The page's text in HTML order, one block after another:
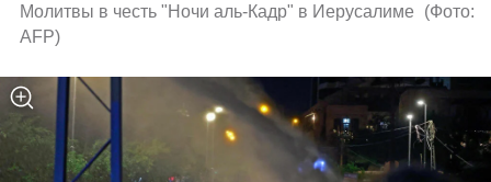
Молитвы в честь "Ночи аль-Кадр" в Иерусалиме (Фото:
AFP)